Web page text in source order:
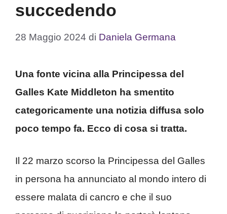
succedendo
28 Maggio 2024 di Daniela Germana
Una fonte vicina alla Principessa del
Galles Kate Middleton ha smentito
categoricamente una notizia diffusa solo
poco tempo fa. Ecco di cosa si tratta.
Il 22 marzo scorso la Principessa del Galles
in persona ha annunciato al mondo intero di
essere malata di cancro e che il suo